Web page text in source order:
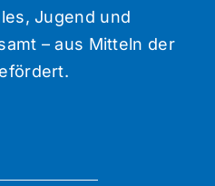
Jugend und
– aus Mitteln der